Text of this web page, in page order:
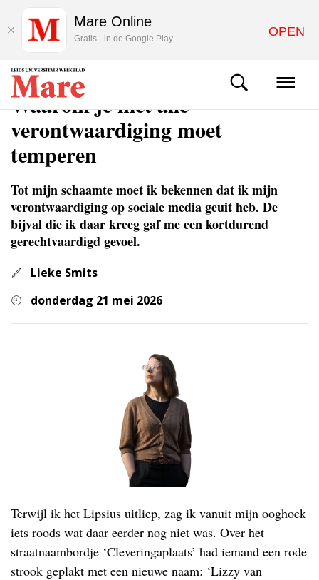
COLUMNS & OPINIE
Waarom je niet alle
verontwaardiging moet
temperen
Tot mijn schaamte moet ik bekennen dat ik mijn
verontwaardiging op sociale media geuit heb. De
bijval die ik daar kreeg gaf me een kortdurend
gerechtvaardigd gevoel.
Lieke Smits
donderdag 21 mei 2026
Terwijl ik het Lipsius uitliep, zag ik vanuit mijn ooghoek
iets roods wat daar eerder nog niet was. Over het
straatnaambordje ‘Cleveringaplaats’ had iemand een rode
strook geplakt met een nieuwe naam: ‘Lizzy van
Mare Online
Gratis - in de Google Play OPEN